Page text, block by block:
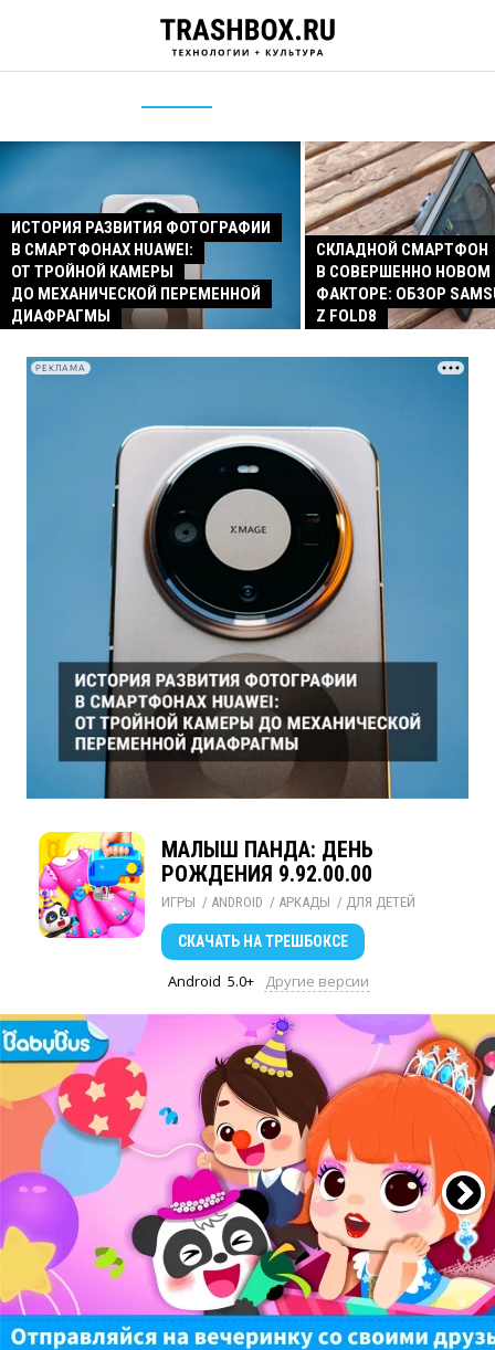
ИСТОРИЯ РАЗВИТИЯ ФОТОГРАФИИ
В СМАРТФОНАХ HUAWEI:
ОТ ТРОЙНОЙ КАМЕРЫ
ДО МЕХАНИЧЕСКОЙ ПЕРЕМЕННОЙ
ДИАФРАГМЫ
СКЛАДНОЙ СМАРТФОН
В СОВЕРШЕННО
ФАКТОРЕ: ОБЗОР
Z FOLD8
РЕКЛАМА
МАЛЫШ ПАНДА: ДЕНЬ
РОЖДЕНИЯ 9.92.00.00
ИГРЫ / ANDROID / АРКАДЫ / ДЛЯ ДЕТЕЙ
СКАЧАТЬ НА ТРЕШБОКСЕ
Android 5.0+ Другие версии